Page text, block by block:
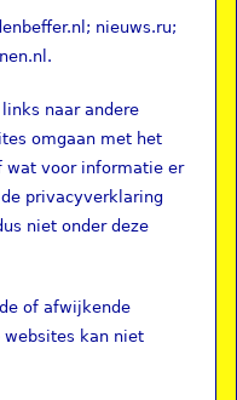
nieuws.ru;
naar andere
omgaan met het
wat voor informatie er
privacyverklaring
niet onder deze
of afwijkende
websites kan niet